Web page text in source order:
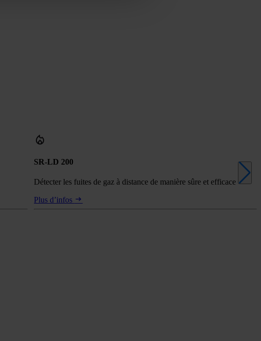
SR-LD 200
Détecter les fuites de gaz à distance de manière sûre et efficace
Plus d’infos